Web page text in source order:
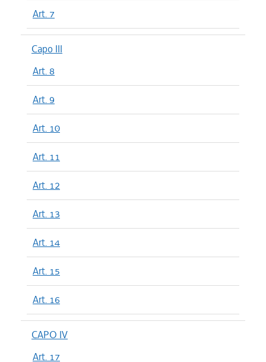
Art. 7
Capo III
Art. 8
Art. 9
Art. 10
Art. 11
Art. 12
Art. 13
Art. 14
Art. 15
Art. 16
CAPO IV
Art. 17